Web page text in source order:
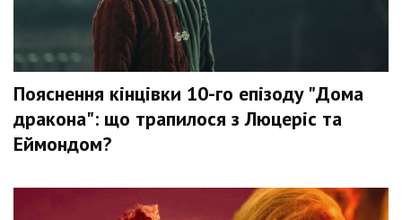
Пояснення кінцівки 10-го епізоду "Дома
дракона": що трапилося з Люцеріс та
Еймондом?